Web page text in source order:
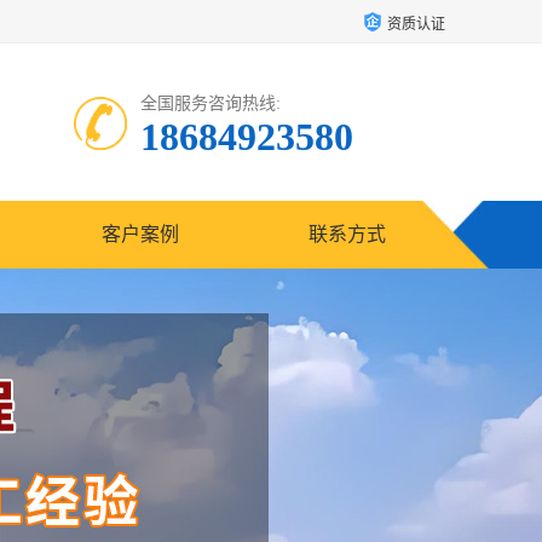
资质认证
全国服务咨询热线:
18684923580
客户案例 联系方式